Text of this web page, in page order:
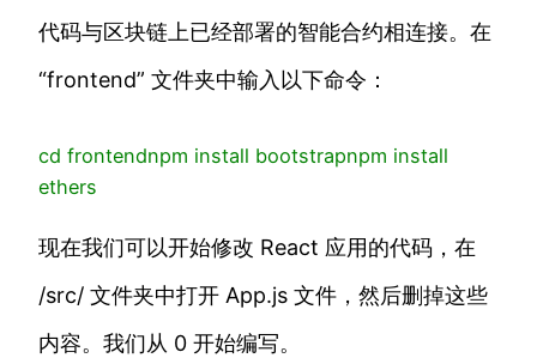
代码与区块链上已经部署的智能合约相连接。在
“frontend” 文件夹中输入以下命令：
cd frontendnpm install bootstrapnpm install
ethers
现在我们可以开始修改 React 应用的代码，在
/src/ 文件夹中打开 App.js 文件，然后删掉这些
内容。我们从 0 开始编写。